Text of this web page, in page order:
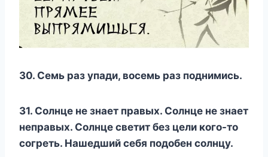
30. Семь раз упади, восемь раз поднимись.
31. Солнце не знает правых. Солнце не знает
неправых. Солнце светит без цели кого-то
согреть. Нашедший себя подобен солнцу.